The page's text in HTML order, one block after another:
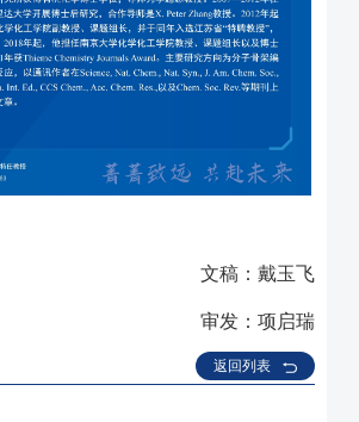
文稿：戴玉飞
审发：项启瑞
返回列表